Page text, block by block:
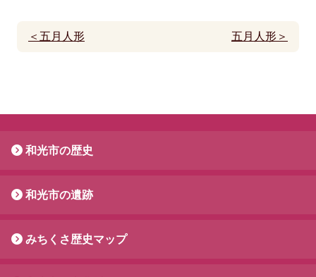
＜五月人形 五月人形＞
和光市の歴史
和光市の遺跡
みちくさ歴史マップ